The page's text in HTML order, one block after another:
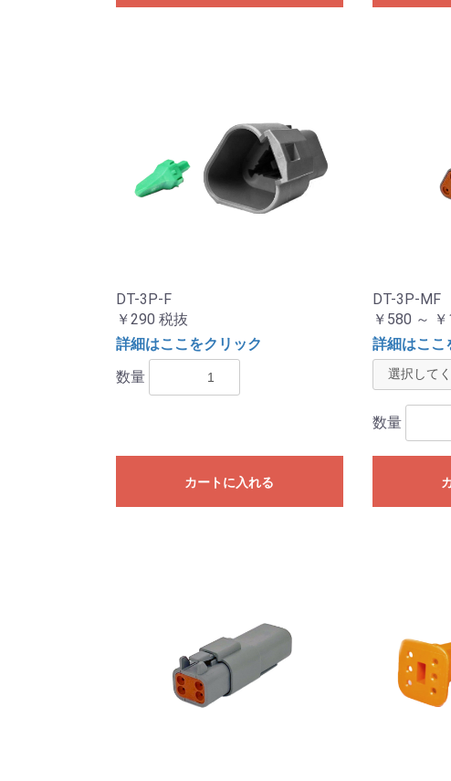
DT-3P-F
￥290 税抜
詳細はここをクリック
数量
カートに入れる
DT-3P-MF
￥580 ～
詳細はここ
数量